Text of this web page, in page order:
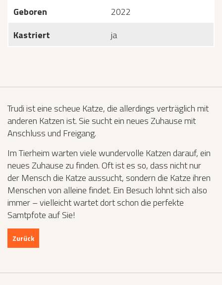
Geboren
2022
Kastriert
ja
Trudi ist eine scheue Katze, die allerdings verträglich mit
anderen Katzen ist. Sie sucht ein neues Zuhause mit
Anschluss und Freigang.
Im Tierheim warten viele wundervolle Katzen darauf, ein
neues Zuhause zu finden. Oft ist es so, dass nicht nur
der Mensch die Katze aussucht, sondern die Katze ihren
Menschen von alleine findet. Ein Besuch lohnt sich also
immer – vielleicht wartet dort schon die perfekte
Samtpfote auf Sie!
Zurück